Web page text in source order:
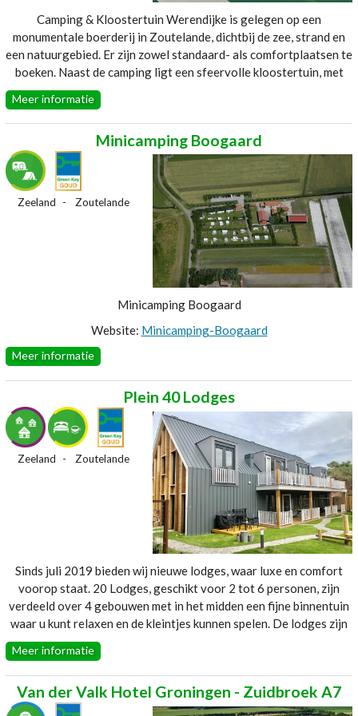
Camping & Kloostertuin Werendijke is gelegen op een
monumentale boerderij in Zoutelande, dichtbij de zee, strand en
een natuurgebied. Er zijn zowel standaard- als comfortplaatsen te
boeken. Naast de camping ligt een sfeervolle kloostertuin, met
uitzicht op één van de hoogste duintoppen van Nederland. De
gasten kunnen hier genieten, onthaasten en gratis kruiden nemen.
Website:Camping--Kloostertuin-Werendijke
Meer informatie
Minicamping Boogaard
Zeeland Zoutelande
Minicamping Boogaard
Website: Minicamping-Boogaard
Meer informatie
Plein 40 Lodges
Zeeland Zoutelande
Sinds juli 2019 bieden wij nieuwe lodges, waar luxe en comfort
voorop staat. 20 Lodges, geschikt voor 2 tot 6 personen, zijn
verdeeld over 4 gebouwen met in het midden een fijne binnentuin
waar u kunt relaxen en de kleintjes kunnen spelen. De lodges zijn
met veel liefde en oog voor detail ingericht en hebben allemaal
een eigen stijl en karakter. Iedere lodge heeft een woonkamer, een
compleet ingerichte keuken, 1 of 2 slaapkamers en een ruime
badkamer met regendouche. De meeste lodges hebben in de
slaapkamer een vrijstaand bad met een unieke fotowand. Zo kunt
Meer informatie
Van der Valk Hotel Groningen - Zuidbroek A7